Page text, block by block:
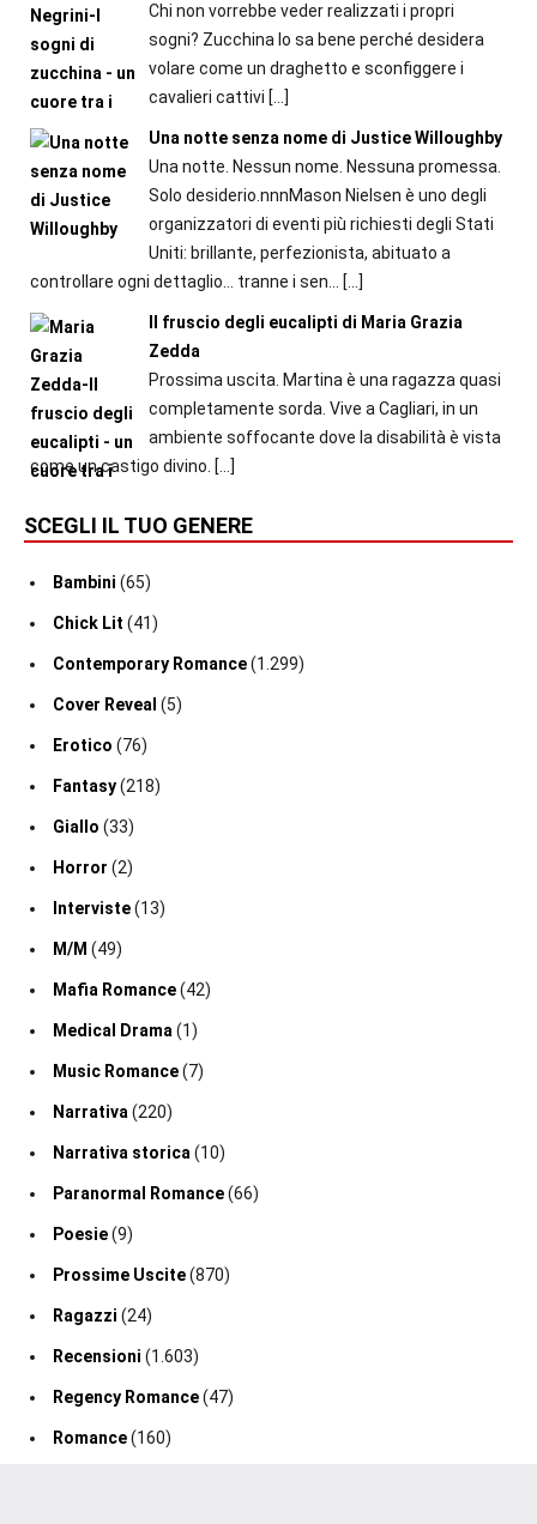
Chi non vorrebbe veder realizzati i propri
sogni? Zucchina lo sa bene perché desidera
volare come un draghetto e sconfiggere i
cavalieri cattivi […]
Una notte senza nome di Justice Willoughby
Una notte. Nessun nome. Nessuna promessa.
Solo desiderio.nnnMason Nielsen è uno degli
organizzatori di eventi più richiesti degli Stati
Uniti: brillante, perfezionista, abituato a
controllare ogni dettaglio… tranne i sen...
[…]
Il fruscio degli eucalipti di Maria Grazia
Zedda
Prossima uscita. Martina è una ragazza quasi
completamente sorda. Vive a Cagliari, in un
ambiente soffocante dove la disabilità è vista
come un castigo divino. […]
SCEGLI IL TUO GENERE
Bambini (65)
Chick Lit (41)
Contemporary Romance(1.299)
Cover Reveal (5)
Erotico (76)
Fantasy(218)
Giallo (33)
Horror (2)
Interviste(13)
M/M (49)
Mafia Romance(42)
Medical Drama (1)
Music Romance(7)
Narrativa (220)
Narrativa storica (10)
Paranormal Romance(66)
Poesie(9)
Prossime Uscite(870)
Ragazzi (24)
Recensioni (1.603)
Regency Romance(47)
Romance(160)